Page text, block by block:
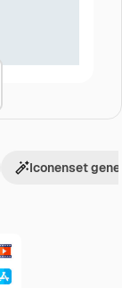
Iconenset